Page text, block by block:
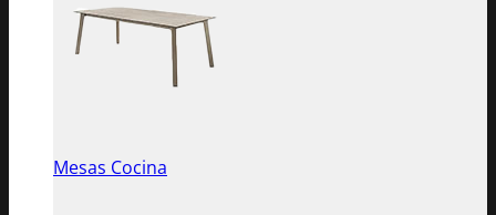
Mesas Cocina